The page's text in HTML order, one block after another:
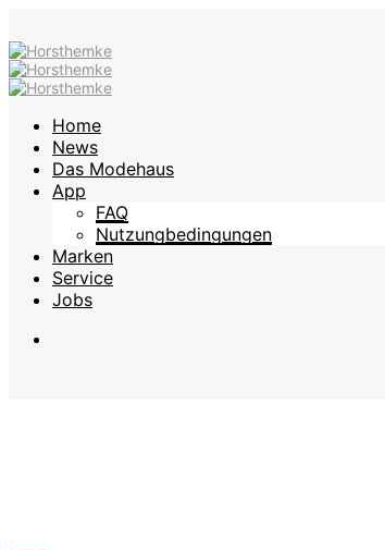
Home
News
Das Modehaus
App
FAQ
Nutzungbedingungen
Marken
Service
Jobs